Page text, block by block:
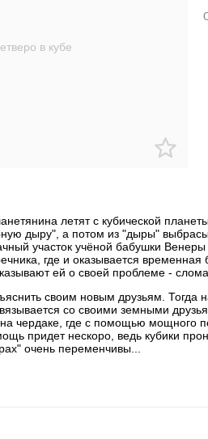
летят с кубической
дыру", а потом из "дыры"
участок учёной бабушки
где и оказывается
ей о своей проблеме -
своим новым друзьям. Тогда
со своими земными
чердаке, где с помощью мощного
придет нескоро, ведь кубики
очень переменчивы...